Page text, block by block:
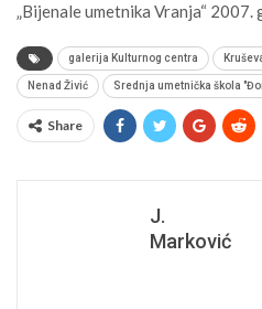
„Bijenale umetnika Vranja“ 2007.
galerija Kulturnog centra
Nenad Živić Srednja umetnička škola
Share
J.
Marković